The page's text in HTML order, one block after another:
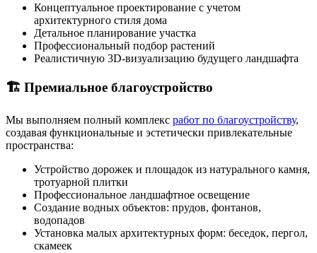
Концептуальное проектирование с учетом
архитектурного стиля дома
Детальное планирование участка
Профессиональный подбор растений
Реалистичную 3D-визуализацию будущего ландшафта
🏗️ Премиальное благоустройство
Мы выполняем полный комплекс работ по благоустройству,
создавая функциональные и эстетически привлекательные
пространства:
Устройство дорожек и площадок из натурального камня,
тротуарной плитки
Профессиональное ландшафтное освещение
Создание водных объектов: прудов, фонтанов,
водопадов
Установка малых архитектурных форм: беседок, пергол,
скамеек